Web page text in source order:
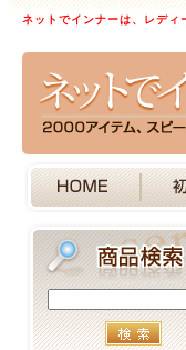
ネットでインナーは、レディ